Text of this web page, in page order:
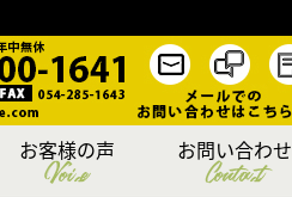
お客様の声
Voice
お問い合わせ
Contact